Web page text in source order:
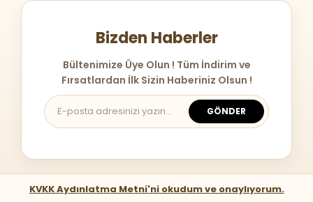
Bizden Haberler
Bültenimize Üye Olun ! Tüm İndirim ve
Fırsatlardan İlk Sizin Haberiniz Olsun !
GÖNDER
KVKK Aydınlatma Metni'ni okudum ve onaylıyorum.